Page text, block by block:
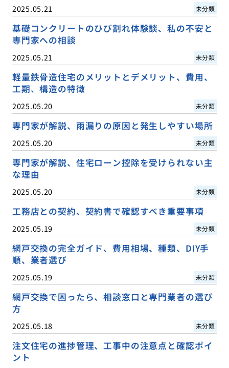
2025.05.21 未分類
基礎コンクリートのひび割れ体験談、私の不安と
専門家への相談
2025.05.21 未分類
軽量鉄骨造住宅のメリットとデメリット、費用、
工期、構造の特徴
2025.05.20 未分類
専門家が解説、雨漏りの原因と発生しやすい場所
2025.05.20 未分類
専門家が解説、住宅ローン控除を受けられない主
な理由
2025.05.20 未分類
工務店との契約、契約書で確認すべき重要事項
2025.05.19 未分類
網戸交換の完全ガイド、費用相場、種類、DIY手
順、業者選び
2025.05.19 未分類
網戸交換で困ったら、相談窓口と専門業者の選び
方
2025.05.18 未分類
注文住宅の進捗管理、工事中の注意点と確認ポイ
ント